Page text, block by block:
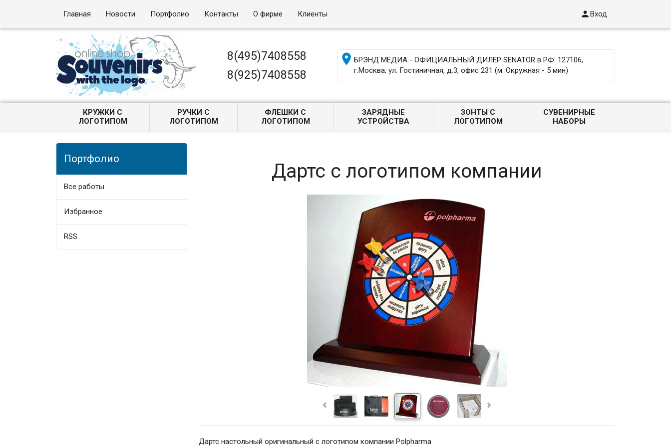
Главная Новости Портфолио Контакты О фирме Клиенты Вход
8(495)7408558
8(925)7408558
БРЭНД МЕДИА - ОФИЦИАЛЬНЫЙ ДИЛЕР SENATOR в РФ: 127106,
г.Москва, ул. Гостиничная, д.3, офис 231 (м. Окружная - 5 мин)
КРУЖКИ С
ЛОГОТИПОМ
РУЧКИ С
ЛОГОТИПОМ
ФЛЕШКИ С
ЛОГОТИПОМ
ЗАРЯДНЫЕ
УСТРОЙСТВА
ЗОНТЫ С
ЛОГОТИПОМ
СУВЕНИРНЫЕ
НАБОРЫ
Портфолио
Все работы
Избранное
RSS
Дартс с логотипом компании
Дартс настольный оригинальный с логотипом компании Polpharma.